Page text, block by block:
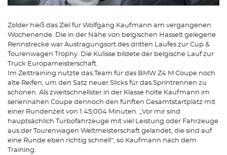
Zolder hieß das Ziel für Wolfgang Kaufmann am vergangenen
Wochenende. Die in der Nähe von belgischen Hasselt gelegene
Rennstrecke war Austragungsort des dritten Laufes zur Cup &
Tourenwagen Trophy. Die Kulisse bildete der belgische Lauf zur
Truck Europameisterschaft.
Im Zeittraining nutzte das Team für das BMW Z4 M Coupe noch
alte Reifen, um den Satz neuer Slicks für das Sprintrennen zu
schonen. Als zweitschnellster in der Klasse holte Kaufmann im
seriennahen Coupe dennoch den fünften Gesamtstartplatz mit
einer Rundenzeit von 1.45,004 Minuten. „Vor mir sind
hauptsächlich Turbofahrzeuge mit viel Leistung oder Fahrzeuge
aus der Tourenwagen Weltmeisterschaft gelandet, die sind auf
eine Runde eben richtig schnell“, so Kaufmann nach dem
Training.